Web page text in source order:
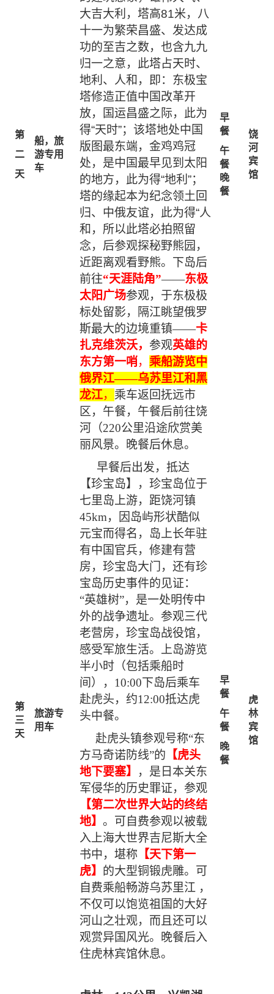
第
二
天
船， 旅
游专用
车
大吉大利 ， 塔高81米，八
十一为繁荣昌盛、发达成
功的至吉之数，也含九九
归一之意， 此塔占天时、
地利、人和，即：东极宝
塔修造正值中国改革开
放，国运昌盛之际， 此为
得“天时”；该塔地处中国
版图最东端，金鸡鸡冠
处，是中国最早见到太阳
的地方，此为得“地利”；
塔的缘起本为纪念领土回
归、中俄友谊，此为得“人
和 ，所以此塔必拍照留
念，后参观探秘野熊园，
近距离观看野熊。 下岛后
前往“天涯陆角”——东极
太阳广场参观， 于东极极
标处留影，隔江眺望俄罗
斯最大的边境重镇——卡
扎克维茨沃， 参观英雄的
东方第一哨， 乘船游览中
俄界江——乌苏里江和黑
龙江， 乘车返回抚远市
区，午餐， 午餐后前往饶
河（220公里沿途欣赏美
丽风景。 晚餐后休息。
早
餐
午
餐
晚
餐
饶
河
宾
馆
第
三
天
旅游专
用车
早餐后出发，抵达
【珍宝岛】，珍宝岛位于
七里岛上游，距饶河镇
45km，因岛屿形状酷似
元宝而得名，岛上长年驻
有中国官兵，修建有营
房，珍宝岛大门，还有珍
宝岛历史事件的见证：
“英雄树”，是一处明传中
外的战争遗址。参观三代
老营房，珍宝岛战役馆，
感受军旅生活。上岛游览
半小时（包括乘船时
间），10:00下岛后乘车
赴虎头，约12:00抵达虎
头中餐。
赴虎头镇参观号称“东
方马奇诺防线”的 【虎头
地下要塞】
，是日本关东
军侵华的历史罪证，参观
【第二次世界大站的终结
地】 。可自费参观以被载
入上海大世界吉尼斯大全
书中，堪称 【天下第一
虎】 的大型铜锻虎雕。可
自费乘船畅游乌苏里江 ，
不仅可以饱览祖国的大好
河山之壮观，而且还可以
观赏异国风光。晚餐后入
住虎林宾馆休息。
早
餐
午
餐
晚
餐
虎
林
宾
馆